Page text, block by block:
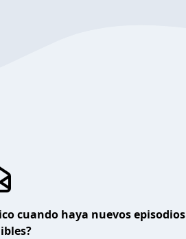
cuando haya nuevos episodios